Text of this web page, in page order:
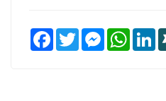
FacebookTwitter MessengerWhatsApp